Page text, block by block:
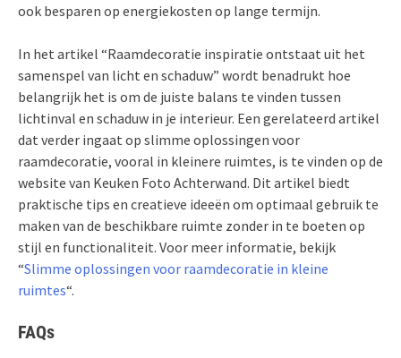
ook besparen op energiekosten op lange termijn.
In het artikel “Raamdecoratie inspiratie ontstaat uit het
samenspel van licht en schaduw” wordt benadrukt hoe
belangrijk het is om de juiste balans te vinden tussen
lichtinval en schaduw in je interieur. Een gerelateerd artikel
dat verder ingaat op slimme oplossingen voor
raamdecoratie, vooral in kleinere ruimtes, is te vinden op de
website van Keuken Foto Achterwand. Dit artikel biedt
praktische tips en creatieve ideeën om optimaal gebruik te
maken van de beschikbare ruimte zonder in te boeten op
stijl en functionaliteit. Voor meer informatie, bekijk
“Slimme oplossingen voor raamdecoratie in kleine
ruimtes“.
FAQs